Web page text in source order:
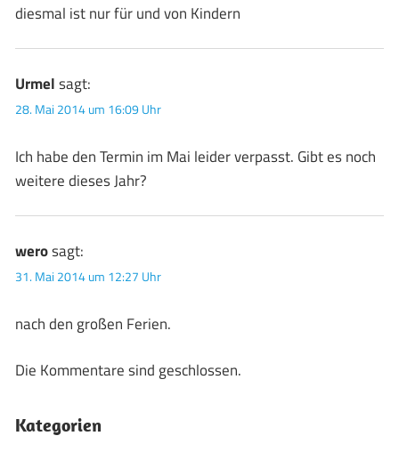
diesmal ist nur für und von Kindern
Urmelsagt:
28. Mai 2014 um 16:09 Uhr
Ich habe den Termin im Mai leider verpasst. Gibt es noch
weitere dieses Jahr?
werosagt:
31. Mai 2014 um 12:27 Uhr
nach den großen Ferien.
Die Kommentare sind geschlossen.
Kategorien